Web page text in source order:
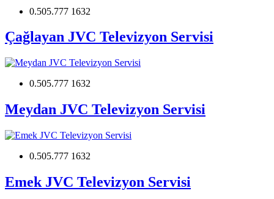
0.505.777 1632
Çağlayan JVC Televizyon Servisi
0.505.777 1632
Meydan JVC Televizyon Servisi
0.505.777 1632
Emek JVC Televizyon Servisi